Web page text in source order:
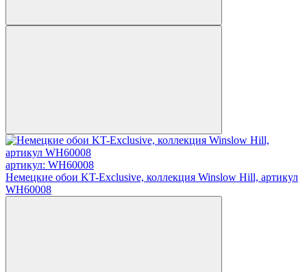
артикул: WH60008
Немецкие обои KT-Exclusive, коллекция Winslow Hill, артикул
WH60008